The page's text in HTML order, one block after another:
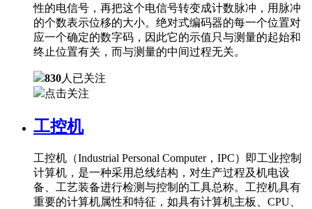
性的电信号，再把这个电信号转变成计数脉冲，用脉冲
的个数表示位移的大小。绝对式编码器的每一个位置对
应一个确定的数字码，因此它的示值只与测量的起始和
终止位置有关，而与测量的中间过程无关。
830人已关注
点击关注
工控机
工控机（Industrial Personal Computer，IPC）即工业控制
计算机，是一种采用总线结构，对生产过程及机电设
备、工艺装备进行检测与控制的工具总称。工控机具有
重要的计算机属性和特征，如具有计算机主板、CPU、